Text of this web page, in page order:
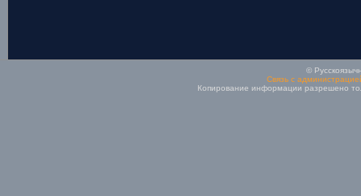
©
Связь с
Копирование информации разрешено